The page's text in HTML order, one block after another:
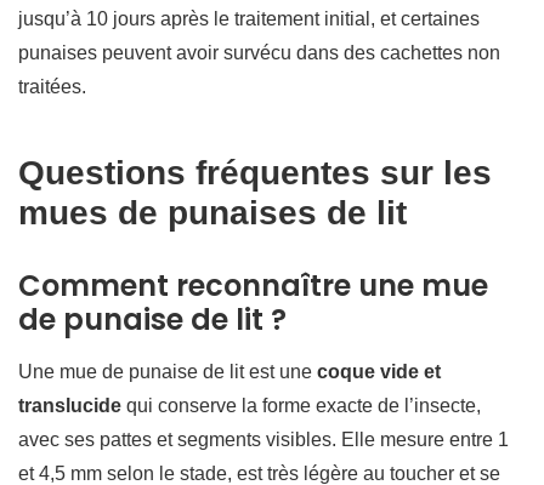
jusqu’à 10 jours après le traitement initial, et certaines
punaises peuvent avoir survécu dans des cachettes non
traitées.
Questions fréquentes sur les
mues de punaises de lit
Comment reconnaître une mue
de punaise de lit ?
Une mue de punaise de lit est une coque vide et
translucide qui conserve la forme exacte de l’insecte,
avec ses pattes et segments visibles. Elle mesure entre 1
et 4,5 mm selon le stade, est très légère au toucher et se